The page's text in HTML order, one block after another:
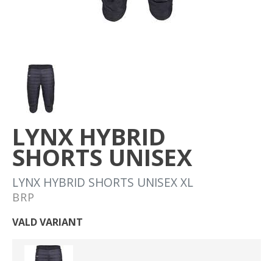
LYNX HYBRID
SHORTS UNISEX
LYNX HYBRID SHORTS UNISEX XL
BRP
VALD VARIANT